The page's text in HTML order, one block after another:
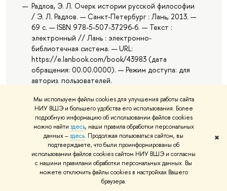
Мы используем файлы cookies для улучшения работы сайта
НИУ ВШЭ и большего удобства его использования. Более
подробную информацию об использовании файлов cookies
можно найти здесь, наши правила обработки персональных
данных –здесь. Продолжая пользоваться сайтом, вы
подтверждаете, что были проинформированы об
использовании файлов cookies сайтом НИУ ВШЭ и согласны
с нашими правилами обработки персональных данных. Вы
можете отключить файлы cookies в настройках Вашего
браузера.
✖
Радлов, Э. Л. Очерк истории русской философии
/ Э. Л. Радлов. — Санкт-Петербург : Лань, 2013. —
69 с. — ISBN 978-5-507-37296-6. — Текст :
электронный // Лань : электронно-
библиотечная система. — URL:
https://e.lanbook.com/book/43983 (дата
обращения: 00.00.0000). — Режим доступа: для
авториз. пользователей.
Селиванова, Ю. (2012). Г.П. Федотов В Истории
Отечественной Социологии. Retrieved from
http://search.ebscohost.com/login.aspx?
direct=true&site=eds-
live&db=edsbas&AN=edsbas.EB37E9B0
Сергей Хоружий. (2014). Orthodox thought and
contemporary philosophy. Retrieved from
http://search.ebscohost.com/login.aspx?
direct=true&site=eds-